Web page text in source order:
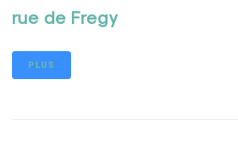
rue de Fregy
PLUS